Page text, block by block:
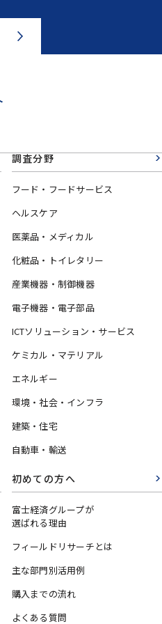
調査分野
フード・フードサービス
ヘルスケア
医薬品・メディカル
化粧品・トイレタリー
産業機器・制御機器
電子機器・電子部品
ICTソリューション・サービス
ケミカル・マテリアル
エネルギー
環境・社会・インフラ
建築・住宅
自動車・輸送
初めての方へ
富士経済グループが
選ばれる理由
フィールドリサーチとは
主な部門別活用例
購入までの流れ
よくある質問